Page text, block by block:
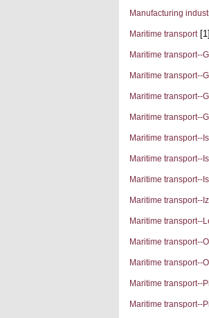
Manufacturing
Maritime transport[1]
Maritime transport--
Maritime transport--
Maritime transport--
Maritime transport--
Maritime transport--
Maritime transport--
Maritime transport--
Maritime transport--
Maritime transport--
Maritime transport--
Maritime transport--
Maritime transport--
Maritime transport--